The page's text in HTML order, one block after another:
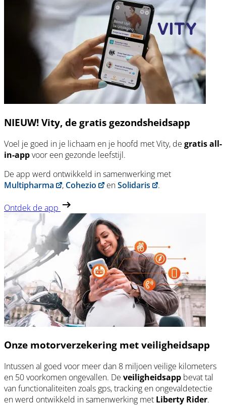
NIEUW! Vity, de gratis gezondsheidsapp
Voel je goed in je lichaam en je hoofd met Vity, de gratis all-
in-appvoor een gezonde leefstijl.
De app werd ontwikkeld in samenwerking met
Multipharma
, Cohezio enSolidaris .
Ontdek de app
Onze motorverzekering met veiligheidsapp
Intussen al goed voor meer dan 8 miljoen veilige kilometers
en 50 voorkomen ongevallen. De veiligheidsapp bevat tal
van functionaliteiten zoals gps, tracking en ongevaldetectie
en werd ontwikkeld in samenwerking met Liberty Rider.